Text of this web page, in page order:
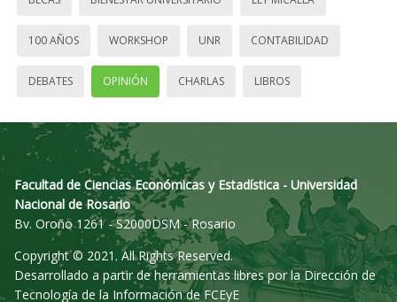
100 AÑOS WORKSHOP UNR CONTABILIDAD
DEBATES OPINIÓN CHARLAS LIBROS
Facultad de Ciencias Económicas y Estadística - Universidad
Nacional de Rosario
Bv. Oroño 1261 - S2000DSM - Rosario
Copyright © 2021. All Rights Reserved.
Desarrollado a partir de herramientas libres por la Dirección de
Tecnología de la Información de FCEyE